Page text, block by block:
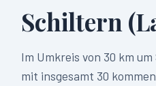
Schiltern
Im Umkreis von 30 km um
mit insgesamt 30